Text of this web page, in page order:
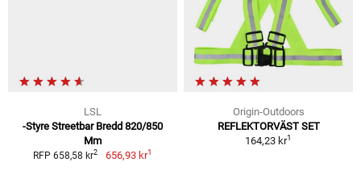
LSL
-Styre Streetbar Bredd 820/850
Mm
RFP 658,58 kr2 656,93 kr1
Origin-Outdoors
REFLEKTORVÄST SET
164,23 kr1